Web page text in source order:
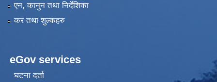
एन, कानुन तथा निर्देशिका
कर तथा शुल्कहरु
eGov services
घटना दर्ता